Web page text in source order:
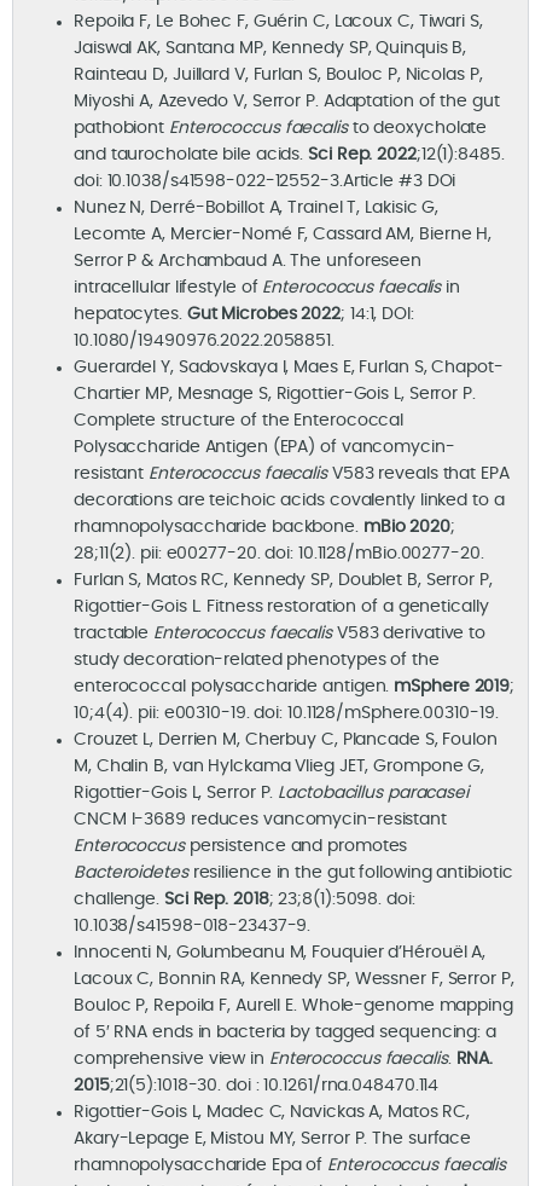
Repoila F, Le Bohec F, Guérin C, Lacoux C, Tiwari S,
Jaiswal AK, Santana MP, Kennedy SP, Quinquis B,
Rainteau D, Juillard V, Furlan S, Bouloc P, Nicolas P,
Miyoshi A, Azevedo V, Serror P. Adaptation of the gut
pathobiont Enterococcus faecalisto deoxycholate
and taurocholate bile acids. Sci Rep. 2022;12(1):8485.
doi: 10.1038/s41598-022-12552-3.Article #3 DOi
Nunez N, Derré-Bobillot A, Trainel T, Lakisic G,
Lecomte A, Mercier-Nomé F, Cassard AM, Bierne H,
Serror P & Archambaud A. The unforeseen
intracellular lifestyle of Enterococcus faecalisin
hepatocytes. Gut Microbes 2022; 14:1, DOI:
10.1080/19490976.2022.2058851.
Guerardel Y, Sadovskaya I, Maes E, Furlan S, Chapot-
Chartier MP, Mesnage S, Rigottier-Gois L, Serror P.
Complete structure of the Enterococcal
Polysaccharide Antigen (EPA) of vancomycin-
resistant Enterococcus faecalisV583 reveals that EPA
decorations are teichoic acids covalently linked to a
rhamnopolysaccharide backbone. mBio 2020;
28;11(2). pii: e00277-20. doi: 10.1128/mBio.00277-20.
Furlan S, Matos RC, Kennedy SP, Doublet B, Serror P,
Rigottier-Gois L. Fitness restoration of a genetically
tractable Enterococcus faecalisV583 derivative to
study decoration-related phenotypes of the
enterococcal polysaccharide antigen. mSphere 2019;
10;4(4). pii: e00310-19. doi: 10.1128/mSphere.00310-19.
Crouzet L, Derrien M, Cherbuy C, Plancade S, Foulon
M, Chalin B, van Hylckama Vlieg JET, Grompone G,
Rigottier-Gois L, Serror P. Lactobacillus paracasei
CNCM I-3689 reduces vancomycin-resistant
Enterococcuspersistence and promotes
Bacteroidetesresilience in the gut following antibiotic
challenge. Sci Rep. 2018; 23;8(1):5098. doi:
10.1038/s41598-018-23437-9.
Innocenti N, Golumbeanu M, Fouquier d’Hérouël A,
Lacoux C, Bonnin RA, Kennedy SP, Wessner F, Serror P,
Bouloc P, Repoila F, Aurell E. Whole-genome mapping
of 5′ RNA ends in bacteria by tagged sequencing: a
comprehensive view in Enterococcus faecalis. RNA.
2015;21(5):1018-30. doi : 10.1261/rna.048470.114
Rigottier-Gois L, Madec C, Navickas A, Matos RC,
Akary-Lepage E, Mistou MY, Serror P. The surface
rhamnopolysaccharide Epa of Enterococcus faecalis